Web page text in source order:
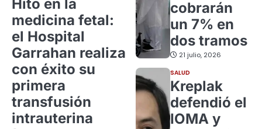
Hito en la
medicina fetal:
el Hospital
Garrahan realiza
con éxito su
primera
transfusión
intrauterina
cobrarán
un 7% en
dos tramos
21 julio, 2026
SALUD
Kreplak
defendió el
IOMA y